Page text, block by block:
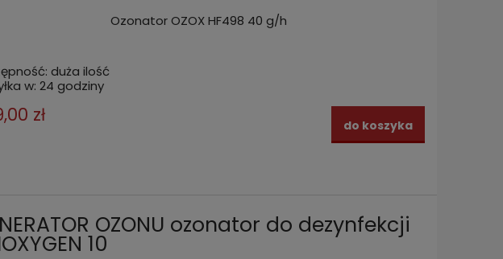
Ozonator OZOX HF498 40 g/h
duża ilość
w: 24 godziny
zł do koszyka
OZONU ozonator do dezynfekcji
10